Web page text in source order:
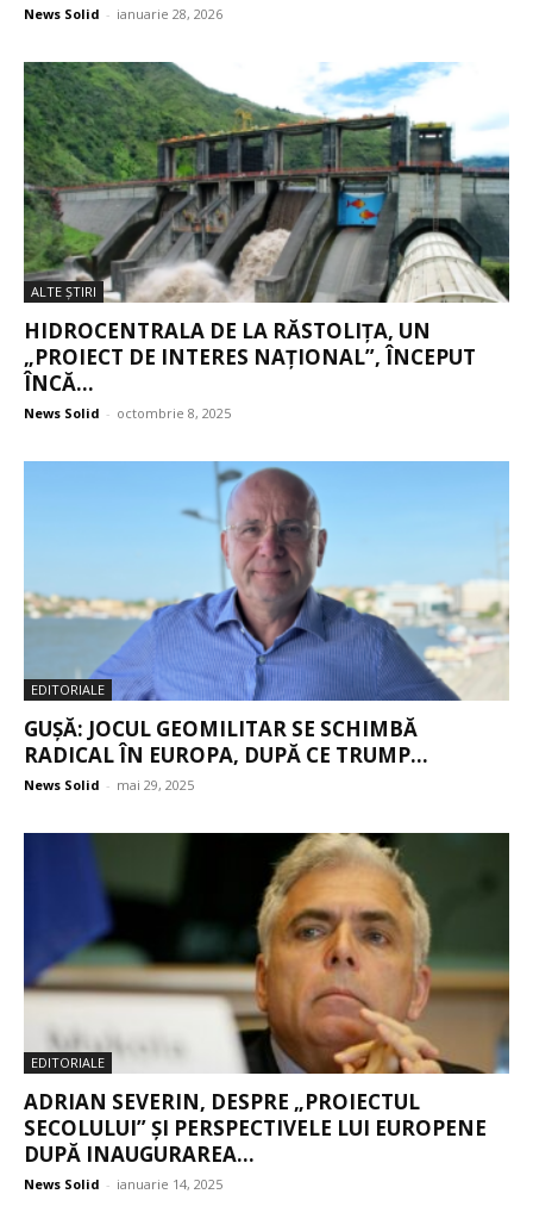
News Solid - ianuarie 28, 2026
ALTE ŞTIRI
HIDROCENTRALA DE LA RĂSTOLIȚA, UN
„PROIECT DE INTERES NAȚIONAL”, ÎNCEPUT
ÎNCĂ...
News Solid - octombrie 8, 2025
EDITORIALE
GUȘĂ: JOCUL GEOMILITAR SE SCHIMBĂ
RADICAL ÎN EUROPA, DUPĂ CE TRUMP...
News Solid - mai 29, 2025
EDITORIALE
ADRIAN SEVERIN, DESPRE „PROIECTUL
SECOLULUI” ȘI PERSPECTIVELE LUI EUROPENE
DUPĂ INAUGURAREA...
News Solid - ianuarie 14, 2025